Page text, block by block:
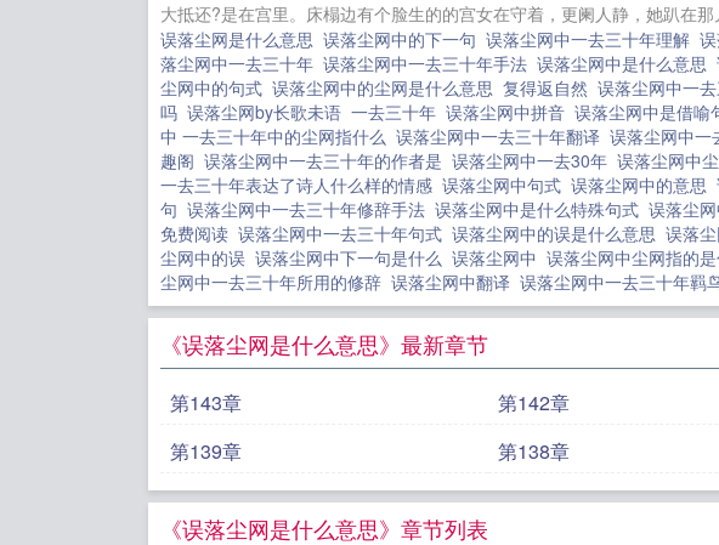
则 云启未来 查佩里浮来的
HE [足球]最后的红黑 路人
园日记 [家柯]在柯南世界勇
之影 贵族学院里主角受的男
魂
从团宠幼崽到奥运冠军 [
本
大抵还?是在宫里。床榻边有个脸生的的宫女在守着，更阑人静，她趴在
误落尘网是什么意思 误落尘网中的下一句 误落尘网中一去三十年理解
落尘网中一去三十年 误落尘网中一去三十年手法 误落尘网中是什么意思
尘网中的句式 误落尘网中的尘网是什么意思 复得返自然 误落尘网中一
吗 误落尘网by长歌未语 一去三十年 误落尘网中拼音 误落尘网中是借喻
中 一去三十年中的尘网指什么 误落尘网中一去三十年翻译 误落尘网中一
趣阁 误落尘网中一去三十年的作者是 误落尘网中一去30年 误落尘网中
一去三十年表达了诗人什么样的情感 误落尘网中句式 误落尘网中的意思
句 误落尘网中一去三十年修辞手法 误落尘网中是什么特殊句式 误落尘
免费阅读 误落尘网中一去三十年句式 误落尘网中的误是什么意思 误落
尘网中的误 误落尘网中下一句是什么 误落尘网中 误落尘网中尘网指的
尘网中一去三十年所用的修辞 误落尘网中翻译 误落尘网中一去三十年羁
《误落尘网是什么意思》最新章节
第143章 第142章
第139章
第138章
《误落尘网是什么意思》章节列表